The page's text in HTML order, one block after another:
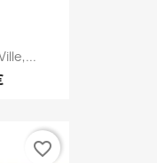
favorite_border